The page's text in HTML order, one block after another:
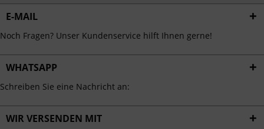
E-MAIL
Noch Fragen? Unser Kundenservice hilft Ihnen gerne!
WHATSAPP
Schreiben Sie eine Nachricht an:
WIR VERSENDEN MIT
Service